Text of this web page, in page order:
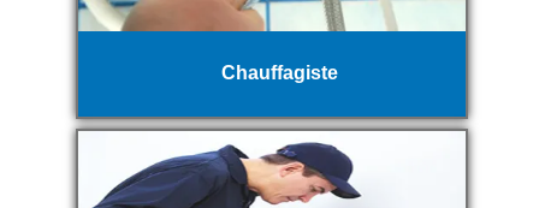
Chauffagiste